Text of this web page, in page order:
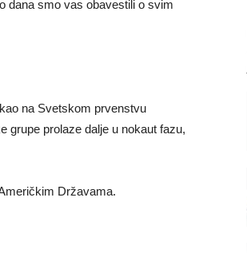
dana smo vas obavestili o svim
na Svetskom prvenstvu
grupe prolaze dalje u nokaut fazu,
Državama.